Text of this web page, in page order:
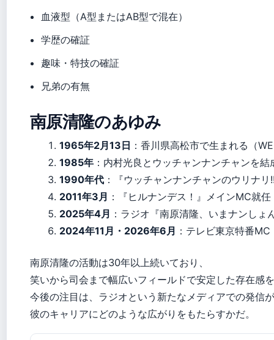
血液型（A型またはAB型で混在）
学歴の確証
趣味・特技の確証
兄弟の有無
南原清隆のあゆみ
1965年2月13日 ：香川県高松市で生まれる（
1985年 ：内村光良とウッチャンナンチャンを
1990年代 ：『ウッチャンナンチャンのウリナ
2011年3月 ：『ヒルナンデス！』メインMC就
2025年4月 ：ラジオ『南原清隆、いまナンしょ
2024年11月・2026年6月 ：テレビ東京特番
南原清隆の活動は30年以上続いており、
笑いから司会まで幅広いフィールドで安定した存在感
今後の注目は、ラジオという新たなメディアでの発信
彼のキャリアにどのような広がりをもたらすかだ。